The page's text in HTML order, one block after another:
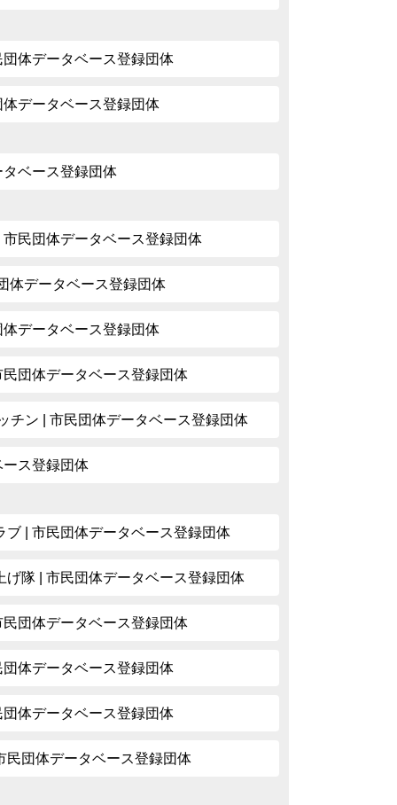
体データベース登録団体
データベース登録団体
ベース登録団体
民団体データベース登録団体
体データベース登録団体
データベース登録団体
団体データベース登録団体
チン | 市民団体データベース登録団体
ス登録団体
ブ | 市民団体データベース登録団体
げ隊 | 市民団体データベース登録団体
団体データベース登録団体
体データベース登録団体
体データベース登録団体
民団体データベース登録団体